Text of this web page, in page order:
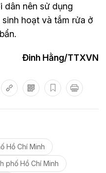
dân nên sử dụng
hoạt và tắm rửa ở
Đinh Hằng/TTXVN
Hồ Chí Minh
phố Hồ Chí Minh